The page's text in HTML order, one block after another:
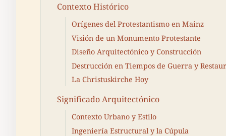
Contexto Histórico
Orígenes del Protestantismo en Mainz
Visión de un Monumento Protestante
Diseño Arquitectónico y Construcción
Destrucción en Tiempos de Guerra y
La Christuskirche Hoy
Significado Arquitectónico
Contexto Urbano y Estilo
Ingeniería Estructural y la Cúpula